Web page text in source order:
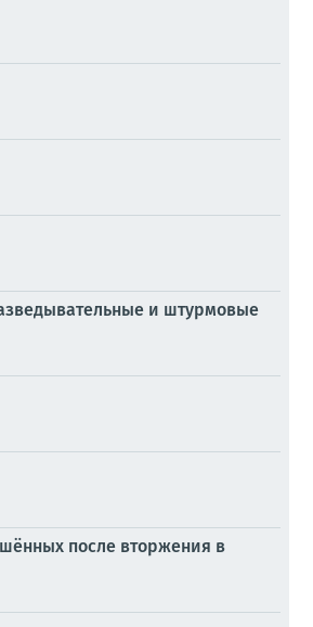
и штурмовые
после вторжения в